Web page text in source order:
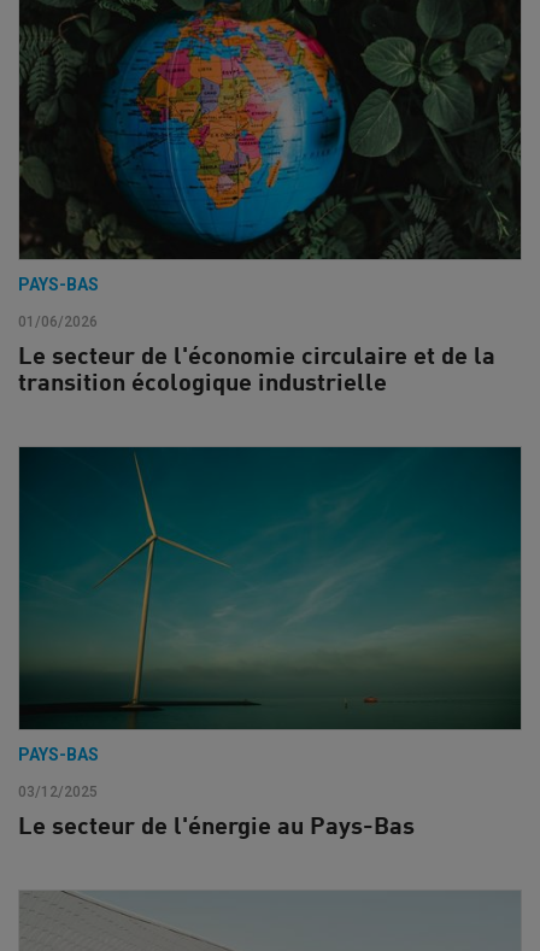
PAYS-BAS
01/06/2026
Le secteur de l'économie circulaire et de la
transition écologique industrielle
PAYS-BAS
03/12/2025
Le secteur de l'énergie au Pays-Bas